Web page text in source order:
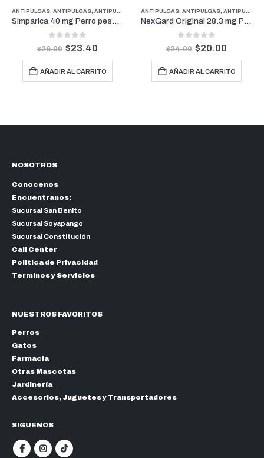
,FARMACIA,PERROS
ANTIPULGAS, ANTIPULGAS, ANTIPULGAS PERROS PESOS MEDIANOS ,FARMACIA,
Simparica 40 mg Perro pesos de 10 kg a 20 kg (1 Mes)
out of 5
$26.00 $23.40
AÑADIR AL CARRITO
ANTIPULGAS, ANTIPULGAS, ANTIPULGAS PERROS PESOS MEDIANOS
NexGard Original 28.3 mg Perros De 4.1 kg a 10 kg (1 Mes)
out of 5
$24.00 $20.00
AÑADIR AL CARRITO
NOSOTROS
Conocenos
Encuentranos:
Sucursal San Benito
Sucursal Soyapango
Sucursal Constitución
Call Center
Politica de Privacidad
Terminos y Servicios
NUESTROS FAVORITOS
Perros
Gatos
Farmacia
Otras Mascotas
Jardinería
Accesorios, Juguetes y Transportadores
SIGUENOS